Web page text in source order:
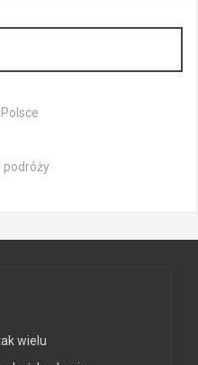
podróży
wielu